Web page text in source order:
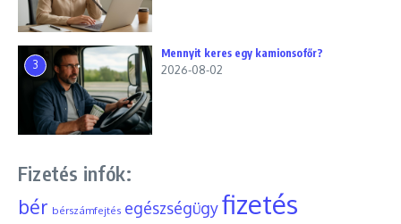
3
Mennyit keres egy kamionsofőr?
2026-08-02
Fizetés infók:
bér bérszámfejtés egészségügyfizetés